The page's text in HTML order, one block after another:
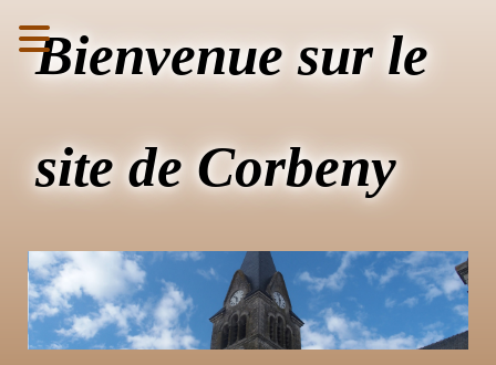
Bienvenue sur le
site de Corbeny